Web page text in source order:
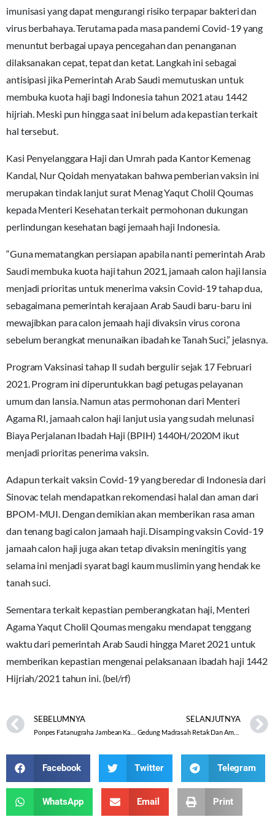
imunisasi yang dapat mengurangi risiko terpapar bakteri dan
virus berbahaya. Terutama pada masa pandemi Covid-19 yang
menuntut berbagai upaya pencegahan dan penanganan
dilaksanakan cepat, tepat dan ketat. Langkah ini sebagai
antisipasi jika Pemerintah Arab Saudi memutuskan untuk
membuka kuota haji bagi Indonesia tahun 2021 atau 1442
hijriah. Meski pun hingga saat ini belum ada kepastian terkait
hal tersebut.
Kasi Penyelanggara Haji dan Umrah pada Kantor Kemenag
Kandal, Nur Qoidah menyatakan bahwa pemberian vaksin ini
merupakan tindak lanjut surat Menag Yaqut Cholil Qoumas
kepada Menteri Kesehatan terkait permohonan dukungan
perlindungan kesehatan bagi jemaah haji Indonesia.
“Guna mematangkan persiapan apabila nanti pemerintah Arab
Saudi membuka kuota haji tahun 2021, jamaah calon haji lansia
menjadi prioritas untuk menerima vaksin Covid-19 tahap dua,
sebagaimana pemerintah kerajaan Arab Saudi baru-baru ini
mewajibkan para calon jemaah haji divaksin virus corona
sebelum berangkat menunaikan ibadah ke Tanah Suci,” jelasnya.
Program Vaksinasi tahap II sudah bergulir sejak 17 Februari
2021. Program ini diperuntukkan bagi petugas pelayanan
umum dan lansia. Namun atas permohonan dari Menteri
Agama RI, jamaah calon haji lanjut usia yang sudah melunasi
Biaya Perjalanan Ibadah Haji (BPIH) 1440H/2020M ikut
menjadi prioritas penerima vaksin.
Adapun terkait vaksin Covid-19 yang beredar di Indonesia dari
Sinovac telah mendapatkan rekomendasi halal dan aman dari
BPOM-MUI. Dengan demikian akan memberikan rasa aman
dan tenang bagi calon jamaah haji. Disamping vaksin Covid-19
jamaah calon haji juga akan tetap divaksin meningitis yang
selama ini menjadi syarat bagi kaum muslimin yang hendak ke
tanah suci.
Sementara terkait kepastian pemberangkatan haji, Menteri
Agama Yaqut Cholil Qoumas mengaku mendapat tenggang
waktu dari pemerintah Arab Saudi hingga Maret 2021 untuk
memberikan kepastian mengenai pelaksanaan ibadah haji 1442
Hijriah/2021 tahun ini. (bel/rf)
SEBELUMNYA SELANJUTNYA
Gedung Madrasah Retak Dan Ambles, Siswa Bersekolah Di Rumah Warga
Facebook Twitter Telegram
WhatsApp Email Print